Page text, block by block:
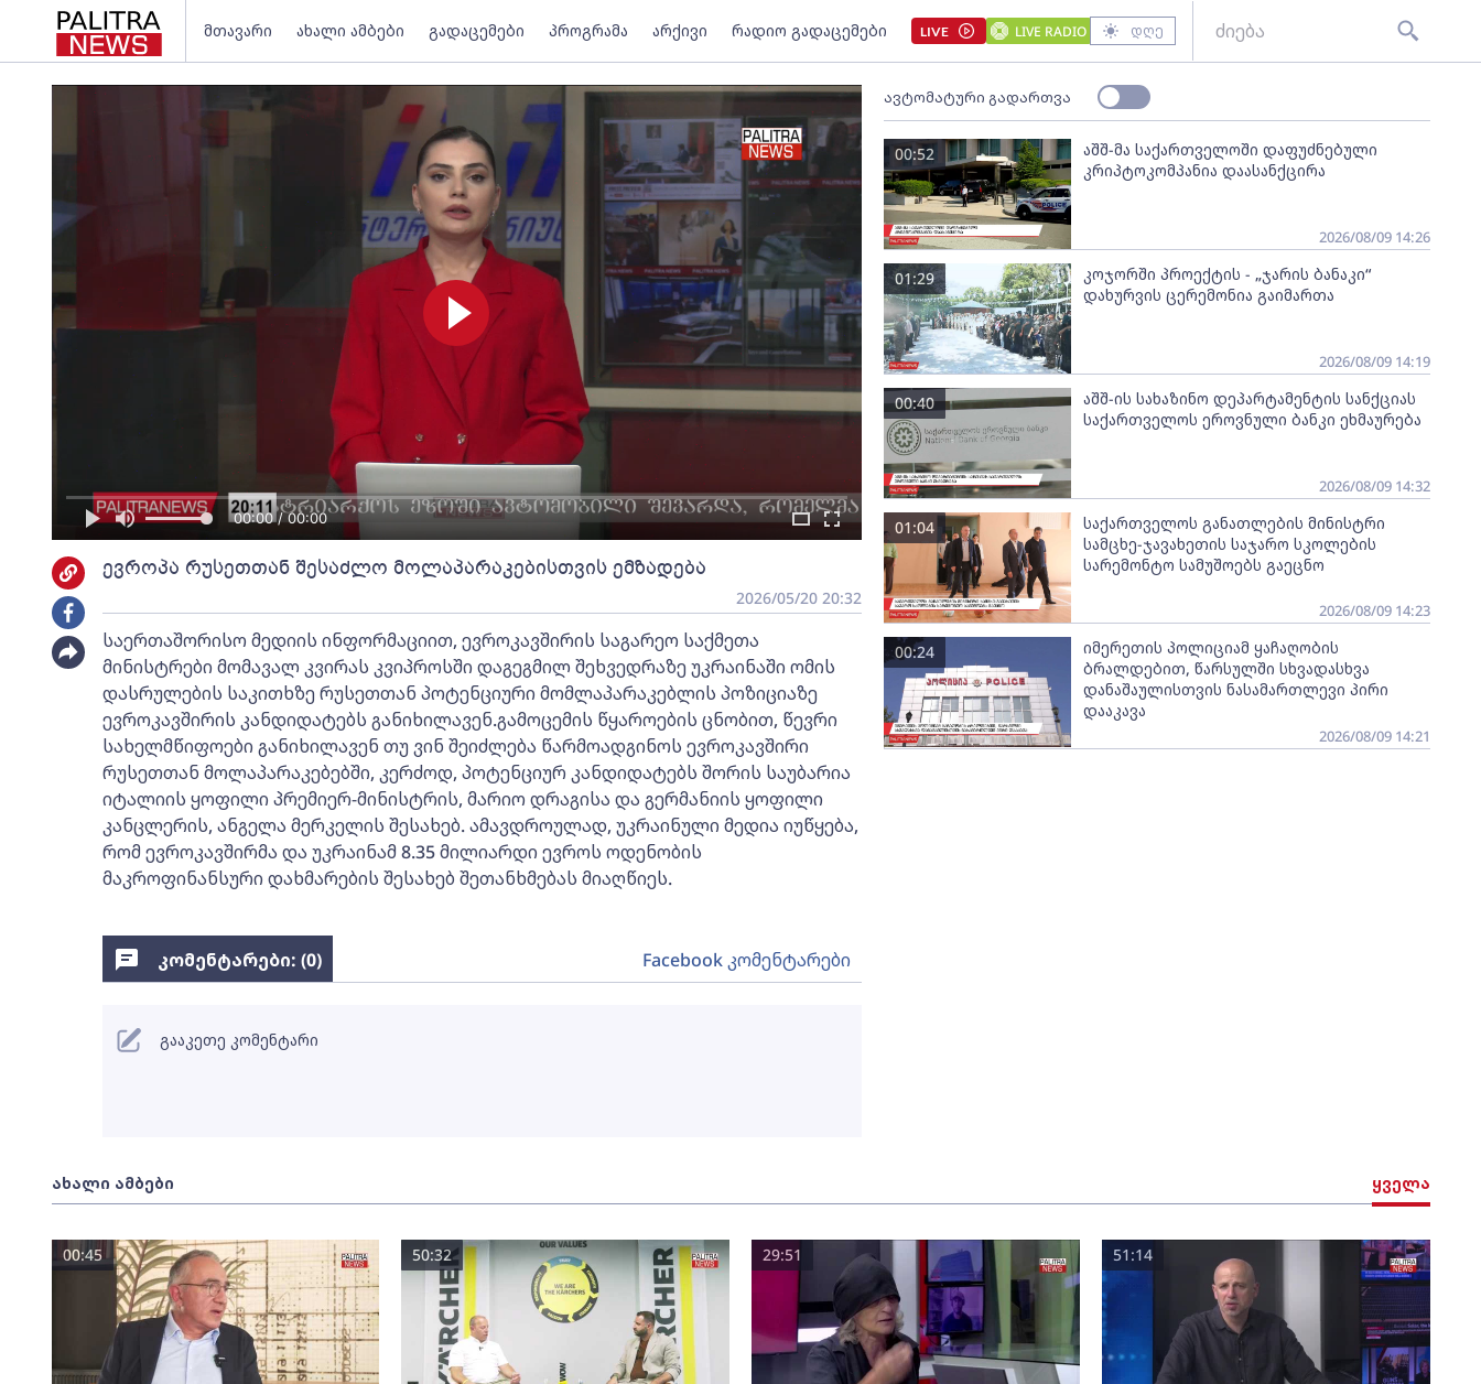
მთავარი ახალი ამბები გადაცემები პროგრამა არქივი რადიო გადაცემები LIVE LIVE RADIO დღე
00:00 / 00:00
ევროპა რუსეთთან შესაძლო მოლაპარაკებისთვის ემზადება
2026/05/20 20:32
საერთაშორისო მედიის ინფორმაციით, ევროკავშირის საგარეო საქმეთა
მინისტრები მომავალ კვირას კვიპროსში დაგეგმილ შეხვედრაზე უკრაინაში ომის
დასრულების საკითხზე რუსეთთან პოტენციური მომლაპარაკებლის პოზიციაზე
ევროკავშირის კანდიდატებს განიხილავენ.გამოცემის წყაროების ცნობით, წევრი
სახელმწიფოები განიხილავენ თუ ვინ შეიძლება წარმოადგინოს ევროკავშირი
რუსეთთან მოლაპარაკებებში, კერძოდ, პოტენციურ კანდიდატებს შორის საუბარია
იტალიის ყოფილი პრემიერ-მინისტრის, მარიო დრაგისა და გერმანიის ყოფილი
კანცლერის, ანგელა მერკელის შესახებ. ამავდროულად, უკრაინული მედია იუწყება,
რომ ევროკავშირმა და უკრაინამ 8.35 მილიარდი ევროს ოდენობის
მაკროფინანსური დახმარების შესახებ შეთანხმებას მიაღწიეს.
ავტომატური გადართვა
აშშ-მა საქართველოში დაფუძნებული
კრიპტოკომპანია დაასანქცირა
00:52
2026/08/09 14:26
კოჯორში პროექტის - „ჯარის ბანაკი“
დახურვის ცერემონია გაიმართა
01:29
2026/08/09 14:19
აშშ-ის სახაზინო დეპარტამენტის სანქციას
საქართველოს ეროვნული ბანკი ეხმაურება
00:40
2026/08/09 14:32
საქართველოს განათლების მინისტრი
სამცხე-ჯავახეთის საჯარო სკოლების
სარემონტო სამუშოებს გაეცნო
01:04
2026/08/09 14:23
იმერეთის პოლიციამ ყაჩაღობის
ბრალდებით, წარსულში სხვადასხვა
დანაშაულისთვის ნასამართლევი პირი
დააკავა
00:24
2026/08/09 14:21
ახალი ამბები ყველა
00:45 50:32 29:51 51:14
კომენტარები: (0) Facebook კომენტარები
გააკეთე კომენტარი